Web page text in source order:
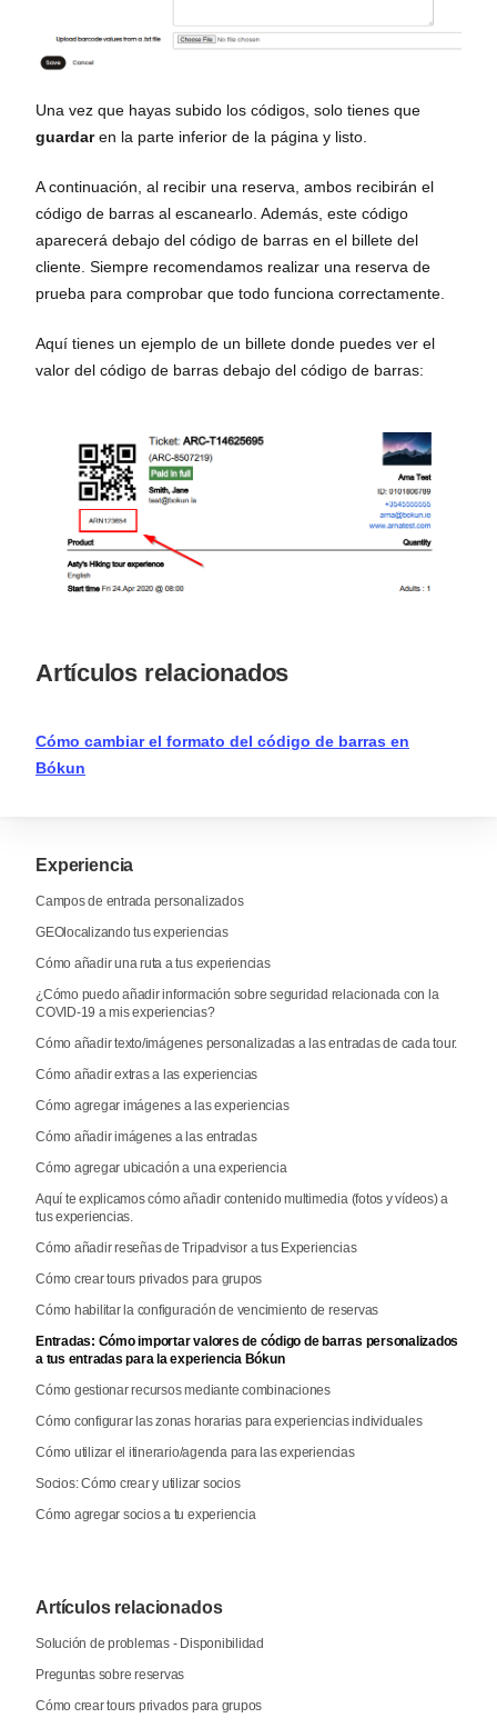
Una vez que hayas subido los códigos, solo tienes que
guardaren la parte inferior de la página y listo.
A continuación, al recibir una reserva, ambos recibirán el
código de barras al escanearlo. Además, este código
aparecerá debajo del código de barras en el billete del
cliente. Siempre recomendamos realizar una reserva de
prueba para comprobar que todo funciona correctamente.
Aquí tienes un ejemplo de un billete donde puedes ver el
valor del código de barras debajo del código de barras:
Artículos relacionados
Cómo cambiar el formato del código de barras en
Bókun
Experiencia
Campos de entrada personalizados
GEOlocalizando tus experiencias
Cómo añadir una ruta a tus experiencias
¿Cómo puedo añadir información sobre seguridad relacionada con la
COVID-19 a mis experiencias?
Cómo añadir texto/imágenes personalizadas a las entradas de cada tour.
Cómo añadir extras a las experiencias
Cómo agregar imágenes a las experiencias
Cómo añadir imágenes a las entradas
Cómo agregar ubicación a una experiencia
Aquí te explicamos cómo añadir contenido multimedia (fotos y vídeos) a
tus experiencias.
Cómo añadir reseñas de Tripadvisor a tus Experiencias
Cómo crear tours privados para grupos
Cómo habilitar la configuración de vencimiento de reservas
Entradas: Cómo importar valores de código de barras personalizados
a tus entradas para la experiencia Bókun
Cómo gestionar recursos mediante combinaciones
Cómo configurar las zonas horarias para experiencias individuales
Cómo utilizar el itinerario/agenda para las experiencias
Socios: Cómo crear y utilizar socios
Cómo agregar socios a tu experiencia
Artículos relacionados
Solución de problemas - Disponibilidad
Preguntas sobre reservas
Cómo crear tours privados para grupos